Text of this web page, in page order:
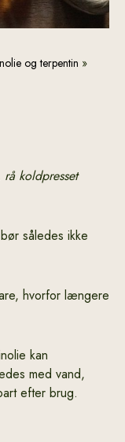
og terpentin »
koldpresset
således ikke
hvorfor længere
kan
med vand,
efter brug.